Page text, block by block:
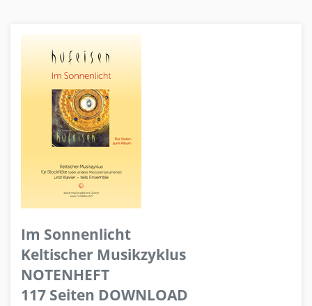
Im Sonnenlicht
Keltischer Musikzyklus
NOTENHEFT
117 Seiten DOWNLOAD